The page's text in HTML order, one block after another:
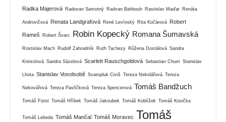
Radka Majerová Radovan Samotný Radvan Bahbouh Rastislav Maďar Renáta
Androvičová Renata Landgrafová René Levínský Rita Kočárová Robert
Rameš Robert Švarc Robin Kopecký Romana Šumavská
Rostislav Mach Rudolf Zahradník Ruth Tachezy Růžena Dostálová Sandra
Kreisslová Sandra Sázelová Scarlett Rauschgoldová Sebastian Chum Stanislav
Lhota Stanislav Vosolsobě Svatopluk Civiš Tereza Nekolářová Tereza
Nekovářová Tereza Pavlíčková Tereza Spencerová Tomáš Bandžuch
Tomáš Fürst Tomáš Hříbek Tomáš Jakoubek Tomáš Koblížek Tomáš Kosička
Tomáš Lebeda Tomáš Mančal Tomáš Moravec Tomáš